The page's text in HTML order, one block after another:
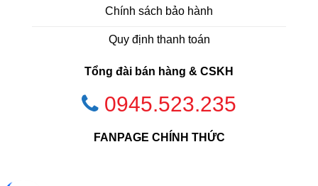
Chính sách bảo hành
Quy định thanh toán
Tổng đài bán hàng & CSKH
0945.523.235
FANPAGE CHÍNH THỨC